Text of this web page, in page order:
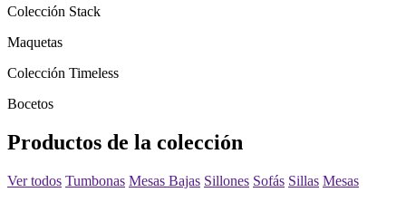
Colección Stack
Maquetas
Colección Timeless
Bocetos
Productos de la colección
Ver todos Tumbonas Mesas Bajas Sillones Sofás Sillas Mesas